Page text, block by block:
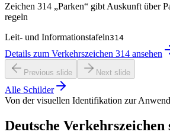
Zeichen 314 „Parken“ gibt Auskunft über
regeln
Leit- und Informationstafeln314
Details zum Verkehrszeichen 314 ansehen
Previous slide Next slide
Alle Schilder
Von der visuellen Identifikation zur
Deutsche Verkehrszeichen